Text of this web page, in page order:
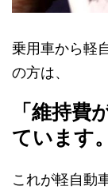
乗用車から軽
の方は、
「維持費
ています。
これが軽自動